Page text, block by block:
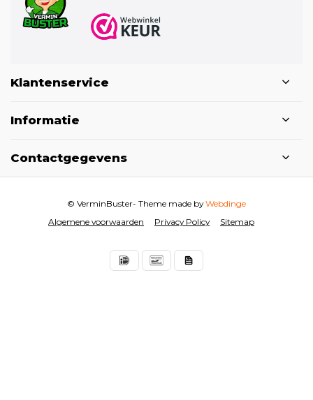
Klantenservice
Informatie
Contactgegevens
Algemene voorwaarden Privacy Policy Sitemap
© VerminBuster- Theme made byWebdinge